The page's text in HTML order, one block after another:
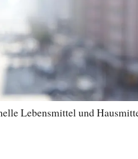
Lebensmittel und